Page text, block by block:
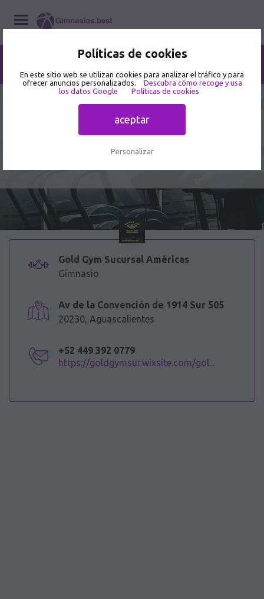
Políticas de cookies
En este sitio web se utilizan cookies para analizar el tráfico y para
ofrecer anuncios personalizados.
Descubra cómo recoge y usa
los datos Google
Políticas de cookies
aceptar
Personalizar
Aguascalientes /Aguascalientes
Gold Gym Sucursal Américas
Gold Gym Sucursal Américas -
Gimnasio en Av de la Convención de
Gold Gym Sucursal Américas
Gimnasio
Av de la Convención de 1914 Sur 505
20230, Aguascalientes
+52 449 392 0779
https://goldgymsur.wixsite.com/gol...